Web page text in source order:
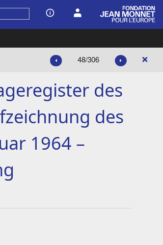
48/306
des
des
1964 –